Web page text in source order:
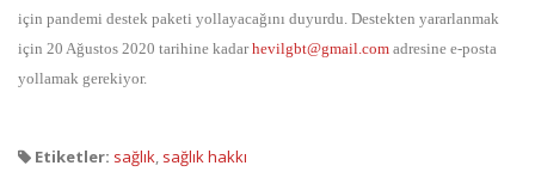
için pandemi destek paketi yollayacağını duyurdu. Destekten yararlanmak
için 20 Ağustos 2020 tarihine kadarhevilgbt@gmail.com adresine e-posta
yollamak gerekiyor.
Etiketler: sağlık, sağlık hakkı